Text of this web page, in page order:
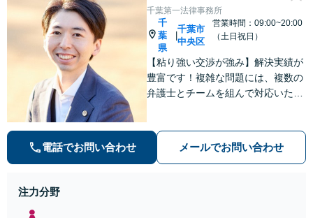
千葉第一法律事務所
千
葉
県
千葉市
中央区
営業時間：09:00~20:00
（土日祝日）
【粘り強い交渉が強み】解決実績が
豊富です！複雑な問題には、複数の
弁護士とチームを組んで対応いたし
添い、不安を軽減します。まずはお
気軽にご相談ください。
電話でお問い合わせ メールでお問い合わせ
注力分野